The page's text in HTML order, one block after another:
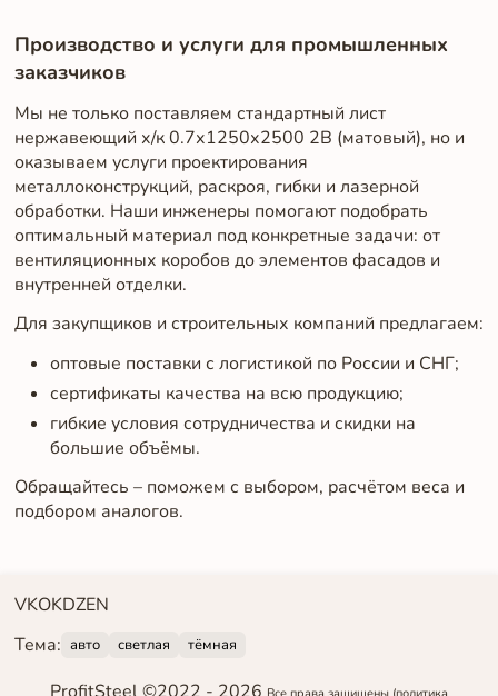
Производство и услуги для промышленных
заказчиков
Мы не только поставляем стандартный лист
нержавеющий х/к 0.7х1250х2500 2B (матовый), но и
оказываем услуги проектирования
металлоконструкций, раскроя, гибки и лазерной
обработки. Наши инженеры помогают подобрать
оптимальный материал под конкретные задачи: от
вентиляционных коробов до элементов фасадов и
внутренней отделки.
Для закупщиков и строительных компаний предлагаем:
оптовые поставки с логистикой по России и СНГ;
сертификаты качества на всю продукцию;
гибкие условия сотрудничества и скидки на
большие объёмы.
Обращайтесь – поможем с выбором, расчётом веса и
подбором аналогов.
VKOKDZEN
Тема: авто светлая тёмная